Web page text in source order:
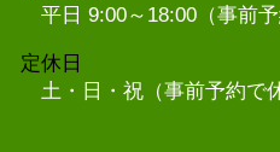
平日 9:00～18:00（事前
定休日
土・日・祝（事前予約で